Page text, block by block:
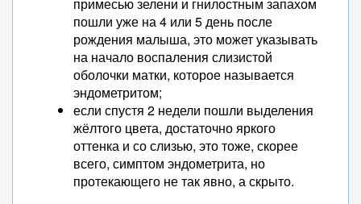
пошли уже на 4 или 5 день после
рождения малыша, это может указывать
на начало воспаления слизистой
оболочки матки, которое называется
эндометритом;
если спустя 2 недели пошли выделения
жёлтого цвета, достаточно яркого
оттенка и со слизью, это тоже, скорее
всего, симптом эндометрита, но
протекающего не так явно, а скрыто.